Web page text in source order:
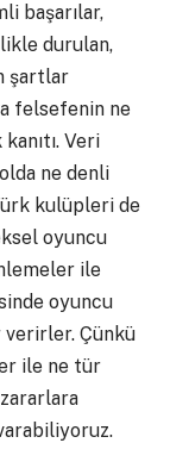
başarılar,
durulan,
şartlar
felsefenin ne
Veri
ne denli
kulüpleri de
oyuncu
ile
oyuncu
Çünkü
ile ne tür
zararlara